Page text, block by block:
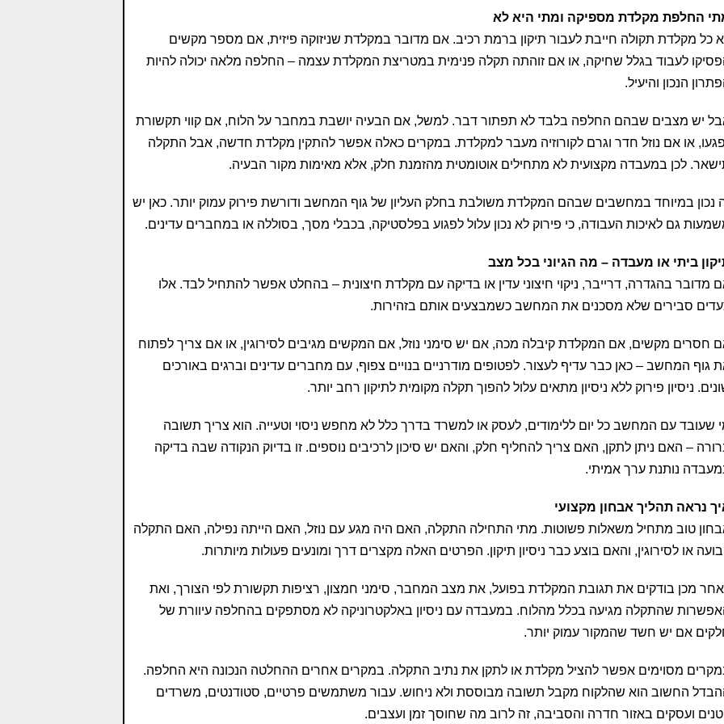
החלפת מקלדת מספיקה ומתי היא לא
כל מקלדת תקולה חייבת לעבור תיקון ברמת רכיב. אם מדובר במקלדת שניזוקה פיזית, אם מספר מקשים
לעבוד בגלל שחיקה, או אם זוהתה תקלה פנימית במטריצת המקלדת עצמה – החלפה מלאה יכולה להיות
הנכון והיעיל.
יש מצבים שבהם החלפה בלבד לא תפתור דבר. למשל, אם הבעיה יושבת במחבר על הלוח, אם קווי תקשורת
או אם נוזל חדר וגרם לקורוזיה מעבר למקלדת. במקרים כאלה אפשר להתקין מקלדת חדשה, אבל התקלה
לכן במעבדה מקצועית לא מתחילים אוטומטית מהזמנת חלק, אלא מאימות מקור הבעיה.
נכון במיוחד במחשבים שבהם המקלדת משולבת בחלק העליון של גוף המחשב ודורשת פירוק עמוק יותר. כאן יש
גם לאיכות העבודה, כי פירוק לא נכון עלול לפגוע בפלסטיקה, בכבלי מסך, בסוללה או במחברים עדינים.
ביתי או מעבדה – מה הגיוני בכל מצב
מדובר בהגדרה, דרייבר, ניקוי חיצוני עדין או בדיקה עם מקלדת חיצונית – בהחלט אפשר להתחיל לבד. אלו
סבירים שלא מסכנים את המחשב כשמבצעים אותם בזהירות.
חסרים מקשים, אם המקלדת קיבלה מכה, אם יש סימני נוזל, אם המקשים מגיבים לסירוגין, או אם צריך לפתוח
גוף המחשב – כאן כבר עדיף לעצור. לפטופים מודרניים בנויים צפוף, עם מחברים עדינים וברגים באורכים
ניסיון פירוק ללא ניסיון מתאים עלול להפוך תקלה מקומית לתיקון רחב יותר.
שעובד עם המחשב כל יום ללימודים, לעסק או למשרד בדרך כלל לא מחפש ניסוי וטעייה. הוא צריך תשובה
– האם ניתן לתקן, האם צריך להחליף חלק, והאם יש סיכון לרכיבים נוספים. זו בדיוק הנקודה שבה בדיקה
נותנת ערך אמיתי.
נראה תהליך אבחון מקצועי
טוב מתחיל משאלות פשוטות. מתי התחילה התקלה, האם היה מגע עם נוזל, האם הייתה נפילה, האם התקלה
או לסירוגין, והאם בוצע כבר ניסיון תיקון. הפרטים האלה מקצרים דרך ומונעים פעולות מיותרות.
מכן בודקים את תגובת המקלדת בפועל, את מצב המחבר, סימני חמצון, רציפות תקשורת לפי הצורך, ואת
שהתקלה מגיעה בכלל מהלוח. במעבדה עם ניסיון באלקטרוניקה לא מסתפקים בהחלפה עיוורת של
אם יש חשד שהמקור עמוק יותר.
מסוימים אפשר להציל מקלדת או לתקן את נתיב התקלה. במקרים אחרים ההחלטה הנכונה היא החלפה.
החשוב הוא שהלקוח מקבל תשובה מבוססת ולא ניחוש. עבור משתמשים פרטיים, סטודנטים, משרדים
ועסקים באזור חדרה והסביבה, זה לרוב מה שחוסך זמן ועצבים.